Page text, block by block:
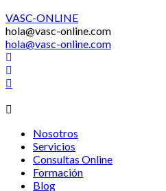
VASC-ONLINE
hola@vasc-online.com
hola@vasc-online.com
Menú
Nosotros
Servicios
Consultas Online
Formación
Blog